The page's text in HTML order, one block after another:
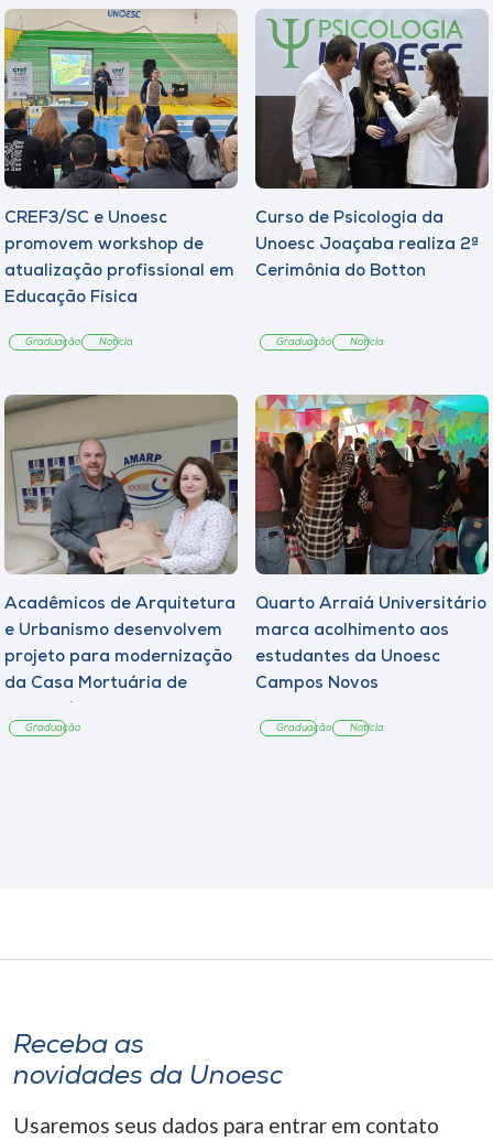
CREF3/SC e Unoesc
promovem workshop de
atualização profissional em
Educação Física
Graduação Notícia
Curso de Psicologia da
Unoesc Joaçaba realiza 2ª
Cerimônia do Botton
Graduação Notícia
Acadêmicos de Arquitetura
e Urbanismo desenvolvem
projeto para modernização
da Casa Mortuária de
Graduação
Quarto Arraiá Universitário
marca acolhimento aos
estudantes da Unoesc
Campos Novos
Graduação Notícia
Receba as
novidades da Unoesc
Usaremos seus dados para entrar em contato